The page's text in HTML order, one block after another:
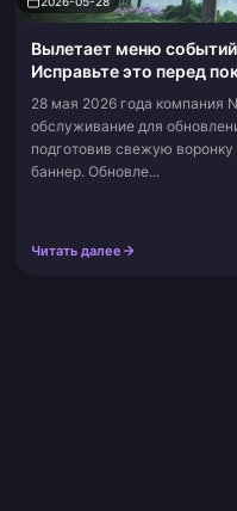
Вылетает меню
Исправьте это перед
28 мая 2026 года компания
обслуживание для
подготовив свежую
баннер. Обновле...
Читать далее